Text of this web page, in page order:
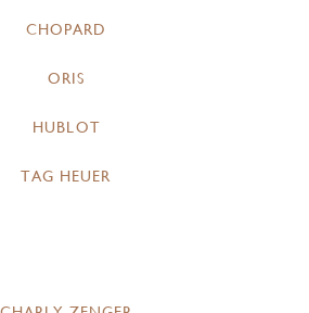
CHOPARD
ORIS
HUBLOT
TAG HEUER